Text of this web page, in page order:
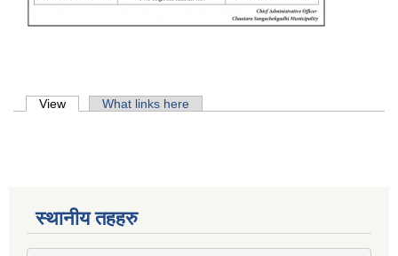
Primary tabs
View (active tab)What links here
स्थानीय तहहरु